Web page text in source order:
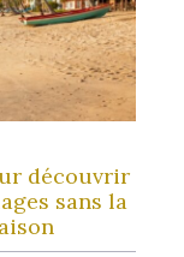
découvrir
sans la